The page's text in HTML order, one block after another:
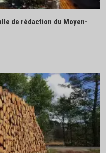
de rédaction du Moyen-